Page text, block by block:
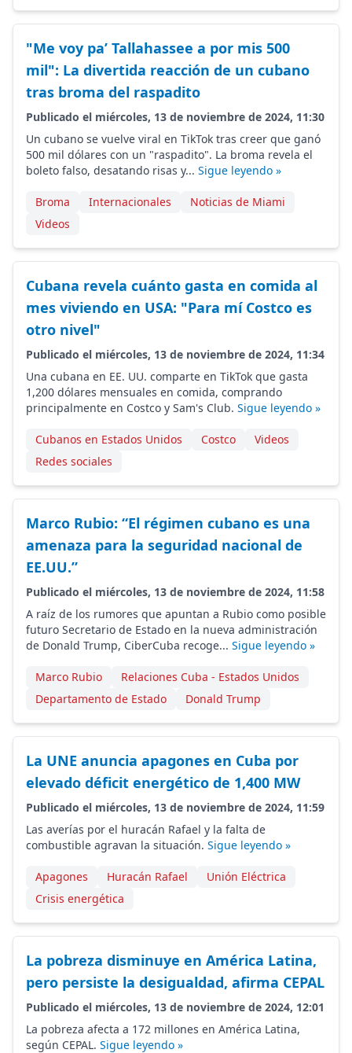
"Me voy pa’ Tallahassee a por mis 500
mil": La divertida reacción de un cubano
tras broma del raspadito
Publicado el miércoles, 13 de noviembre de 2024, 11:30
Un cubano se vuelve viral en TikTok tras creer que ganó
500 mil dólares con un "raspadito". La broma revela el
boleto falso, desatando risas y... Sigue leyendo »
Broma Internacionales
Noticias de Miami
Videos
Cubana revela cuánto gasta en comida al
mes viviendo en USA: "Para mí Costco es
otro nivel"
Publicado el miércoles, 13 de noviembre de 2024, 11:34
Una cubana en EE. UU. comparte en TikTok que gasta
1,200 dólares mensuales en comida, comprando
principalmente en Costco y Sam's Club. Sigue leyendo »
Cubanos en Estados Unidos Costco
Videos
Redes sociales
Marco Rubio: “El régimen cubano es una
amenaza para la seguridad nacional de
EE.UU.”
Publicado el miércoles, 13 de noviembre de 2024, 11:58
A raíz de los rumores que apuntan a Rubio como posible
futuro Secretario de Estado en la nueva administración
de Donald Trump, CiberCuba recoge... Sigue leyendo »
Marco Rubio
Relaciones Cuba - Estados Unidos
Departamento de Estado
Donald Trump
La UNE anuncia apagones en Cuba por
elevado déficit energético de 1,400 MW
Publicado el miércoles, 13 de noviembre de 2024, 11:59
Las averías por el huracán Rafael y la falta de
combustible agravan la situación. Sigue leyendo »
Apagones Huracán Rafael
Unión Eléctrica
Crisis energética
La pobreza disminuye en América Latina,
pero persiste la desigualdad, afirma CEPAL
Publicado el miércoles, 13 de noviembre de 2024, 12:01
La pobreza afecta a 172 millones en América Latina,
según CEPAL. Sigue leyendo »